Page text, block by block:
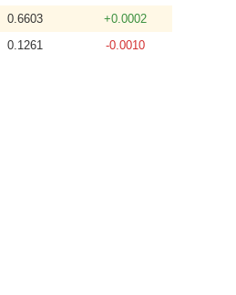
0.6603
+0.0002
0.1261 -0.0010